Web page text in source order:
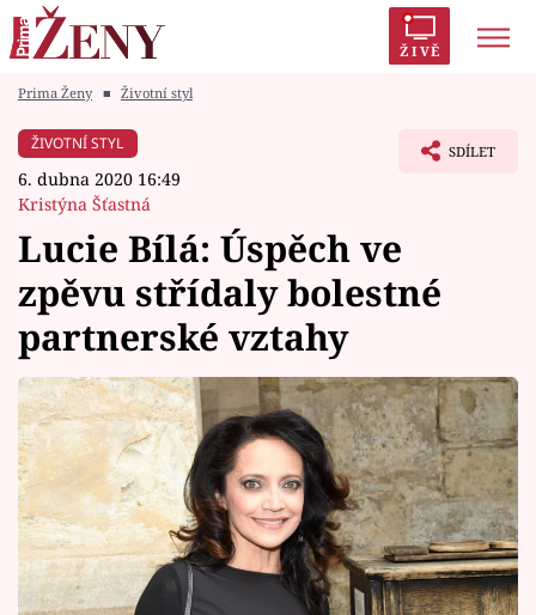
ŽIVĚ
Módní alarm
Témata
Celebrity
Vztahy
Seriály
Horoskopy
Sledujte prima+
Prima Ženy ■ Životní styl
ŽIVOTNÍ STYL
6. dubna 2020 16:49
Kristýna Šťastná
SDÍLET
Lucie Bílá: Úspěch ve
zpěvu střídaly bolestné
partnerské vztahy